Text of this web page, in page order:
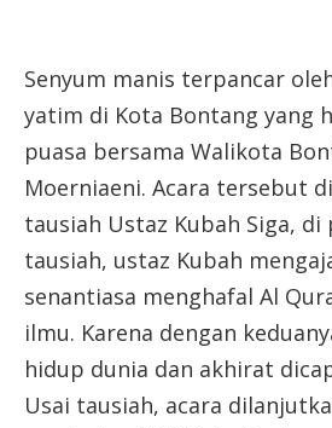
Senyum manis terpancar
yatim di Kota Bontang yang
puasa bersama Walikota
Moerniaeni. Acara tersebut
tausiah Ustaz Kubah Siga, di
tausiah, ustaz Kubah
senantiasa menghafal Al
ilmu. Karena dengan
hidup dunia dan akhirat
Usai tausiah, acara